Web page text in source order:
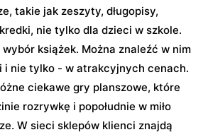
takie jak zeszyty, długopisy,
nie tylko dla dzieci w szkole.
książek. Można znaleźć w nim
i nie tylko - w atrakcyjnych cenach.
ciekawe gry planszowe, które
rozrywkę i popołudnie w miło
W sieci sklepów klienci znajdą